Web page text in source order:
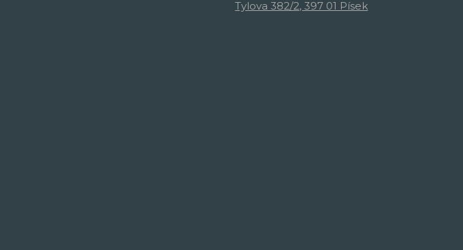
Tylova 382/2, 397 01 Písek